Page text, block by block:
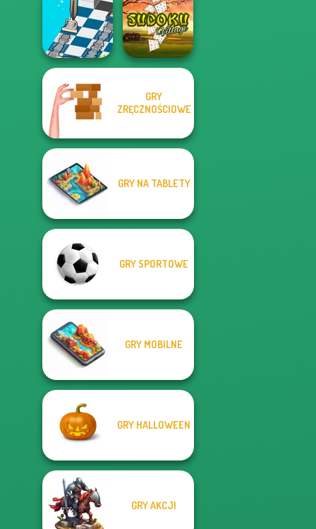
Ski Jump
Challenge
Fighter Legends
Duo
Dusty Maze
Hunter
GRY
ZRĘCZNOŚCIOWE
GRY NA TABLETY
GRY SPORTOWE
GRY MOBILNE
GRY HALLOWEEN
GRY AKCJI